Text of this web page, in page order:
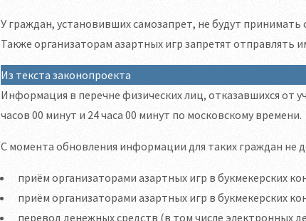
У граждан, установивших самозапрет, не будут
Также организаторам азартных игр запретят отправлять
Из текста законопроекта
Информация в перечне физических лиц, отказавшихся от
часов 00 минут и 24 часа 00 минут по московскому времени.
С момента обновления информации для таких граждан не
приём организаторами азартных игр в букмекерских
приём организаторами азартных игр в букмекерских
перевод денежных средств (в том числе электронных